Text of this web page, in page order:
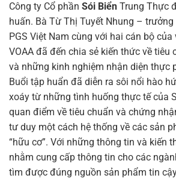
Công ty Cổ phần Sói Biển Trung Thực
huấn. Bà Từ Thị Tuyết Nhung –
PGS Việt Nam cùng với hai cán bộ của
VOAA đã đến chia sẻ kiến thức về tiêu
và những kinh nghiệm nhận diện thực
Buổi tập huẩn đã diễn ra sôi nổi hào
xoáy từ những tình huống thực tế của
quan điểm về tiêu chuẩn và chứng
tư duy một cách hệ thống về các sản
“hữu cơ”. Với những thông tin và kiến
nhằm cung cấp thông tin cho các
tìm được đúng nguồn sản phẩm tin